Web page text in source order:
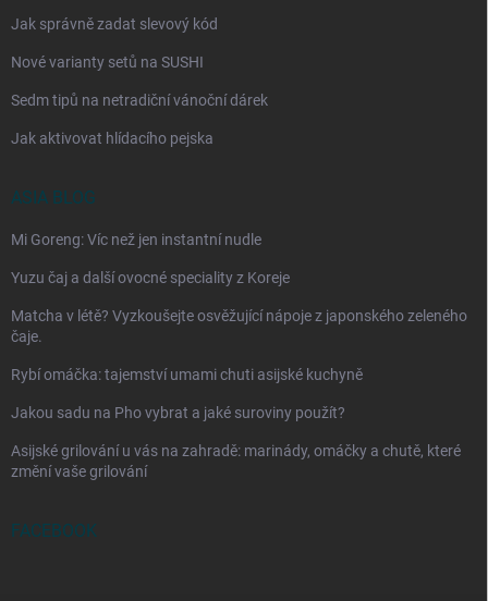
Jak správně zadat slevový kód
Nové varianty setů na SUSHI
Sedm tipů na netradiční vánoční dárek
Jak aktivovat hlídacího pejska
ASIA BLOG
Mi Goreng: Víc než jen instantní nudle
Yuzu čaj a další ovocné speciality z Koreje
Matcha v létě? Vyzkoušejte osvěžující nápoje z japonského zeleného
čaje.
Rybí omáčka: tajemství umami chuti asijské kuchyně
Jakou sadu na Pho vybrat a jaké suroviny použít?
Asijské grilování u vás na zahradě: marinády, omáčky a chutě, které
změní vaše grilování
FACEBOOK